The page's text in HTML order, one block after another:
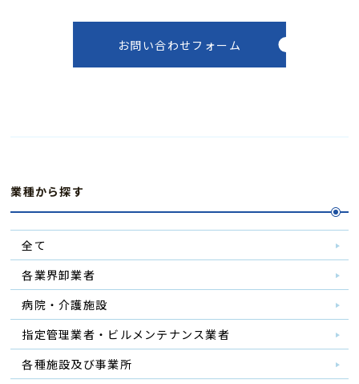
お問い合わせフォーム
業種から探す
全て
各業界卸業者
病院・介護施設
指定管理業者・ビルメンテナンス業者
各種施設及び事業所